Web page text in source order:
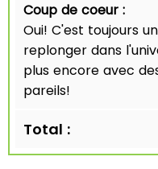
Coup de coeur :
Oui! C'est toujours
replonger dans
plus encore avec
pareils!
Total :